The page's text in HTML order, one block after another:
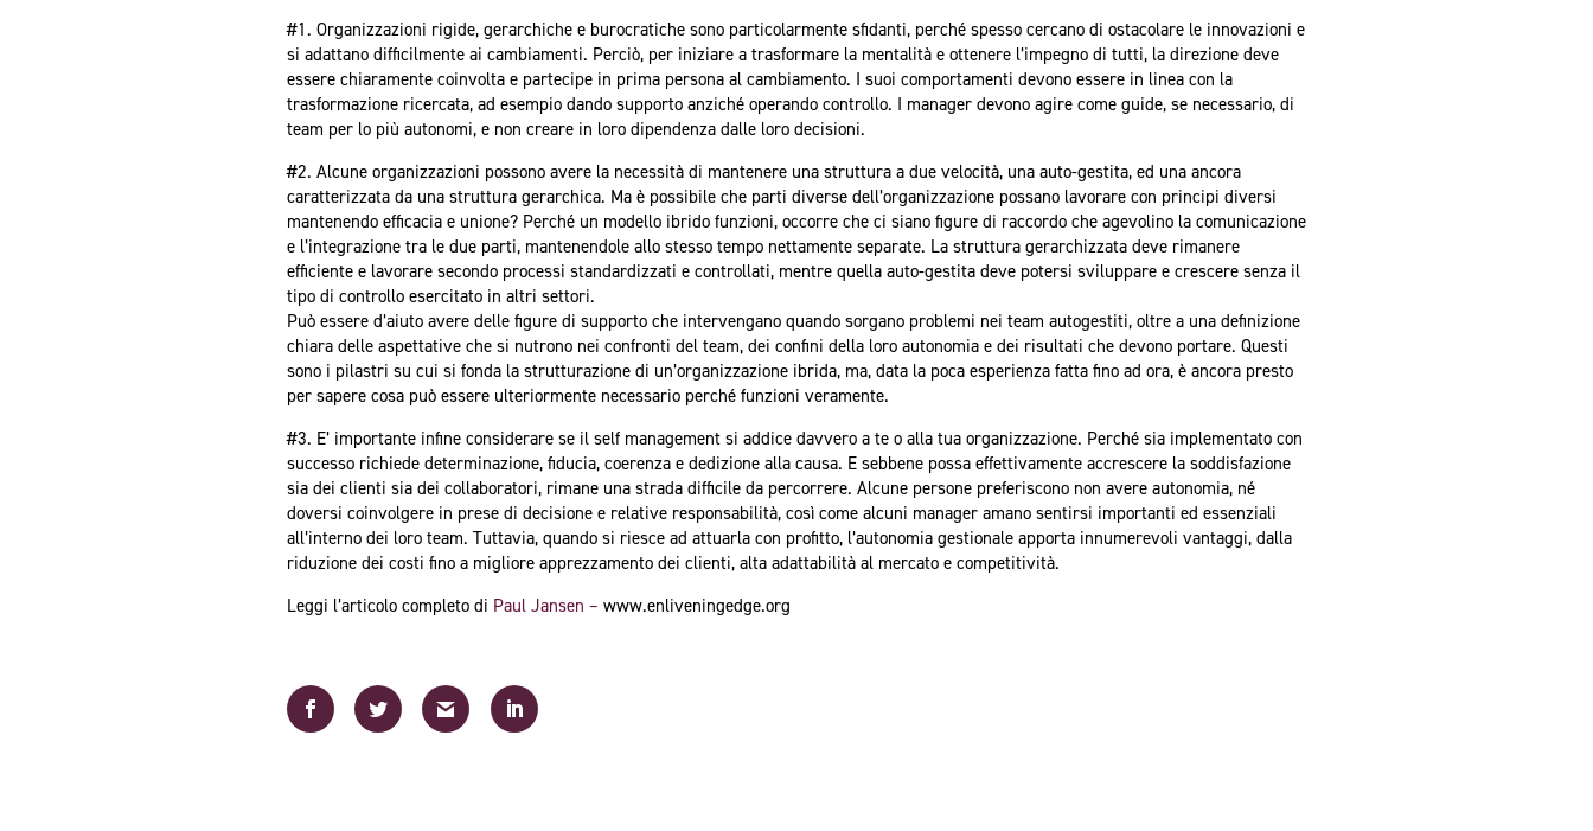
#1. Organizzazioni rigide, gerarchiche e burocratiche sono particolarmente sfidanti, perché spesso cercano di ostacolare le innovazioni e
si adattano difficilmente ai cambiamenti. Perciò, per iniziare a trasformare la mentalità e ottenere l’impegno di tutti, la direzione deve
essere chiaramente coinvolta e partecipe in prima persona al cambiamento. I suoi comportamenti devono essere in linea con la
trasformazione ricercata, ad esempio dando supporto anziché operando controllo. I manager devono agire come guide, se necessario, di
team per lo più autonomi, e non creare in loro dipendenza dalle loro decisioni.
#2. Alcune organizzazioni possono avere la necessità di mantenere una struttura a due velocità, una auto-gestita, ed una ancora
caratterizzata da una struttura gerarchica. Ma è possibile che parti diverse dell’organizzazione possano lavorare con principi diversi
mantenendo efficacia e unione? Perché un modello ibrido funzioni, occorre che ci siano figure di raccordo che agevolino la comunicazione
e l’integrazione tra le due parti, mantenendole allo stesso tempo nettamente separate. La struttura gerarchizzata deve rimanere
efficiente e lavorare secondo processi standardizzati e controllati, mentre quella auto-gestita deve potersi sviluppare e crescere senza il
tipo di controllo esercitato in altri settori.
Può essere d’aiuto avere delle figure di supporto che intervengano quando sorgano problemi nei team autogestiti, oltre a una definizione
chiara delle aspettative che si nutrono nei confronti del team, dei confini della loro autonomia e dei risultati che devono portare. Questi
sono i pilastri su cui si fonda la strutturazione di un’organizzazione ibrida, ma, data la poca esperienza fatta fino ad ora, è ancora presto
per sapere cosa può essere ulteriormente necessario perché funzioni veramente.
#3. E’ importante infine considerare se il self management si addice davvero a te o alla tua organizzazione. Perché sia implementato con
successo richiede determinazione, fiducia, coerenza e dedizione alla causa. E sebbene possa effettivamente accrescere la soddisfazione
sia dei clienti sia dei collaboratori, rimane una strada difficile da percorrere. Alcune persone preferiscono non avere autonomia, né
doversi coinvolgere in prese di decisione e relative responsabilità, così come alcuni manager amano sentirsi importanti ed essenziali
all’interno dei loro team. Tuttavia, quando si riesce ad attuarla con profitto, l’autonomia gestionale apporta innumerevoli vantaggi, dalla
riduzione dei costi fino a migliore apprezzamento dei clienti, alta adattabilità al mercato e competitività.
Leggi l’articolo completo di Paul Jansen – www.enliveningedge.org